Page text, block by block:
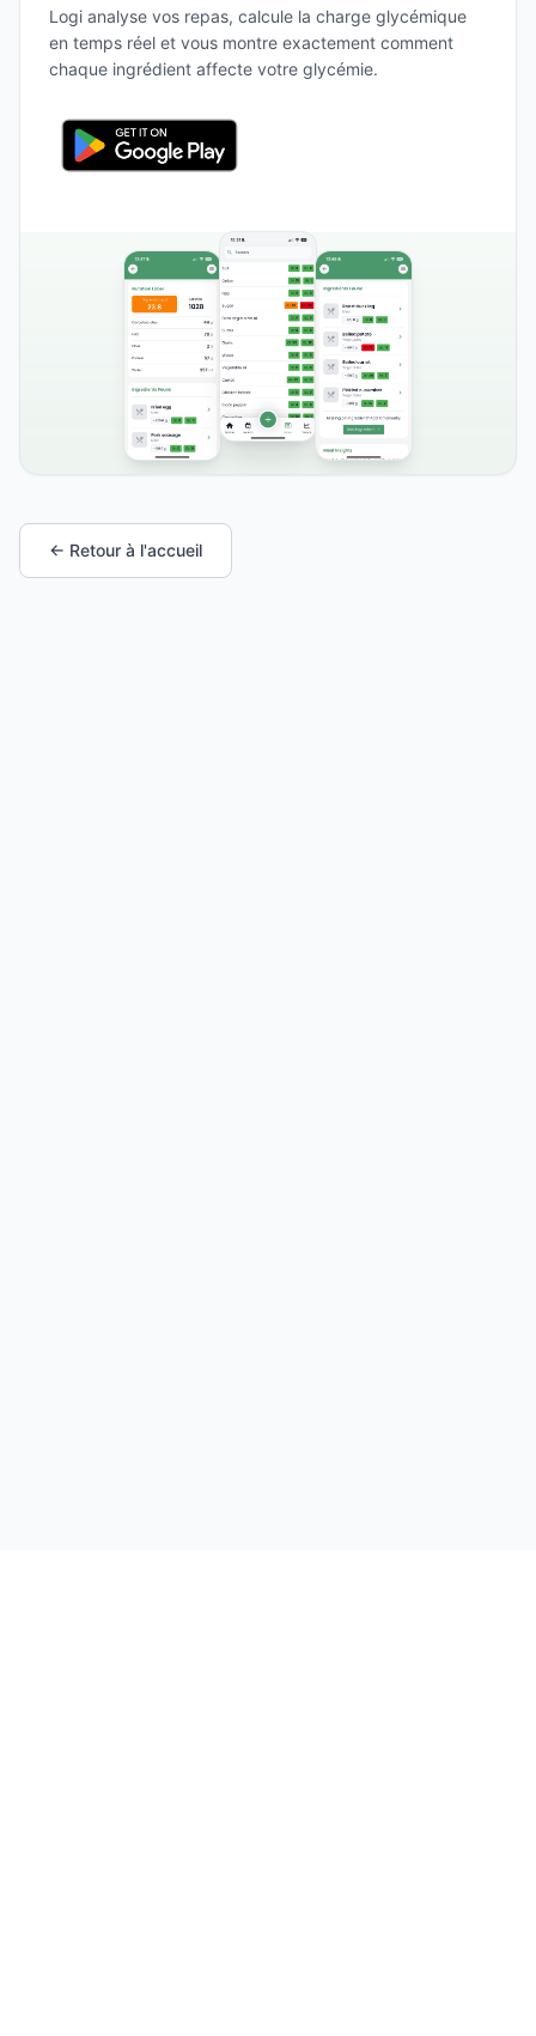
Logi analyse vos repas, calcule la charge glycémique
en temps réel et vous montre exactement comment
chaque ingrédient affecte votre glycémie.
← Retour à l'accueil